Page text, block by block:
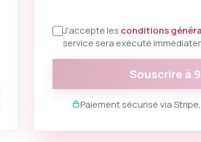
J'accepte les conditions
service sera exécuté
Souscrire à
Paiement sécurisé via